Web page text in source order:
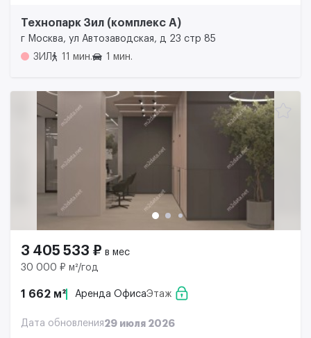
Технопарк Зил (комплекс А)
г Москва, ул Автозаводская, д 23 стр 85
ЗИЛ
11 мин. 1 мин.
3 405 533 ₽ в мес
30 000 ₽ м²/год
1 662 м² Аренда ОфисаЭтаж
Дата обновления29 июля 2026